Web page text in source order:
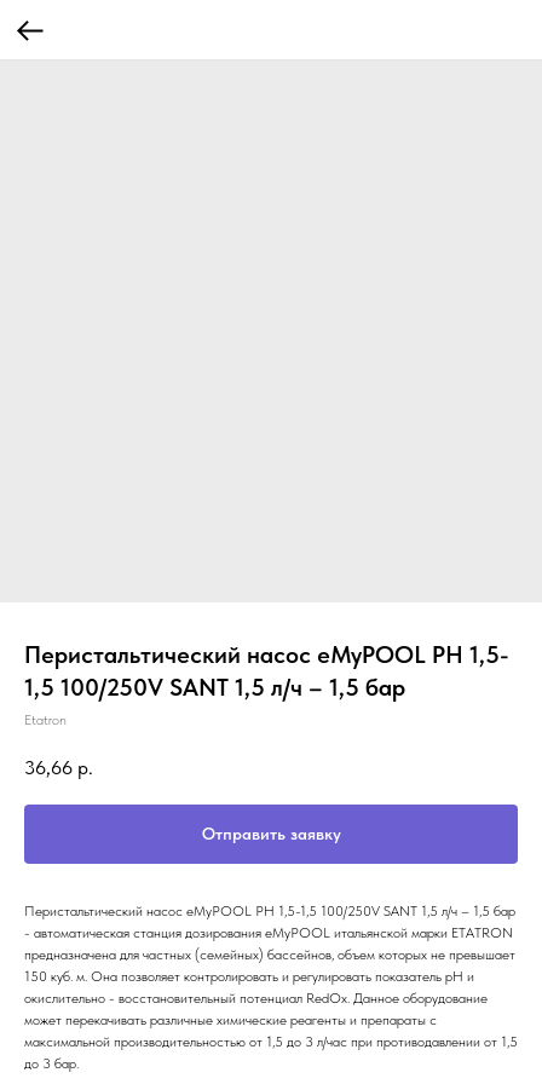
Перистальтический насос eMyPOOL PH 1,5-
1,5 100/250V SANT 1,5 л/ч – 1,5 бар
Etatron
36,66 р.
Отправить заявку
Перистальтический насос eMyPOOL PH 1,5-1,5 100/250V SANT 1,5 л/ч – 1,5 бар
- автоматическая станция дозирования eMyPOOL итальянской марки ETATRON
предназначена для частных (семейных) бассейнов, объем которых не превышает
150 куб. м. Она позволяет контролировать и регулировать показатель рН и
окислительно - восстановительный потенциал RedOx. Данное оборудование
может перекачивать различные химические реагенты и препараты с
максимальной производительностью от 1,5 до 3 л/час при противодавлении от 1,5
до 3 бар.